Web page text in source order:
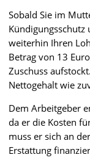
Sobald Sie im
Kündigungsschutz
weiterhin Ihren
Betrag von 13
Zuschuss
Nettogehalt wie
Dem Arbeitgeber
da er die Kosten
muss er sich an
Erstattung